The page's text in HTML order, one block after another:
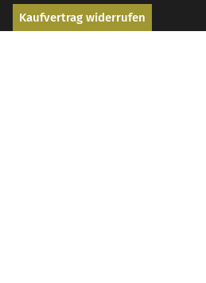
Kaufvertrag widerrufen